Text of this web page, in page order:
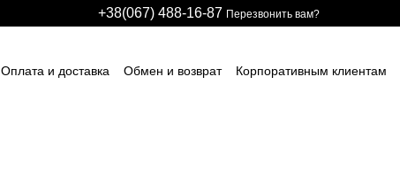
+38(067) 488-16-87 Перезвонить вам?
Оплата и доставка Обмен и возврат Корпоративным клиентам